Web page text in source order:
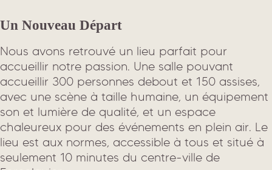
Un Nouveau Départ
Nous avons retrouvé un lieu parfait pour
accueillir notre passion. Une salle pouvant
accueillir 300 personnes debout et 150 assises,
avec une scène à taille humaine, un équipement
son et lumière de qualité, et un espace
chaleureux pour des événements en plein air. Le
lieu est aux normes, accessible à tous et situé à
seulement 10 minutes du centre-ville de